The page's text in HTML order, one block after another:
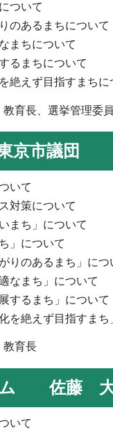
ついて
のあるまちについて
まちについて
るまちについて
絶えず目指すまちに
育長、選挙管理委
東京市議団
いて
対策について
まち」について
」について
りのあるまち」につ
なまち」について
するまち」について
絶えず目指すまち
育長
ム 佐藤 大
いて